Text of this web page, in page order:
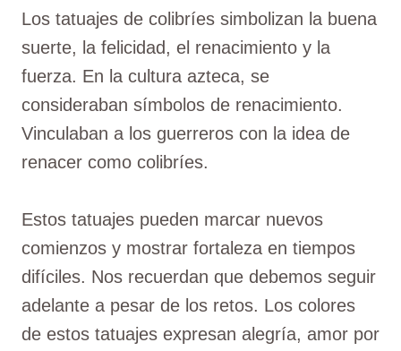
Los tatuajes de colibríes simbolizan la buena
suerte, la felicidad, el renacimiento y la
fuerza. En la cultura azteca, se
consideraban símbolos de renacimiento.
Vinculaban a los guerreros con la idea de
renacer como colibríes.
Estos tatuajes pueden marcar nuevos
comienzos y mostrar fortaleza en tiempos
difíciles. Nos recuerdan que debemos seguir
adelante a pesar de los retos. Los colores
de estos tatuajes expresan alegría, amor por